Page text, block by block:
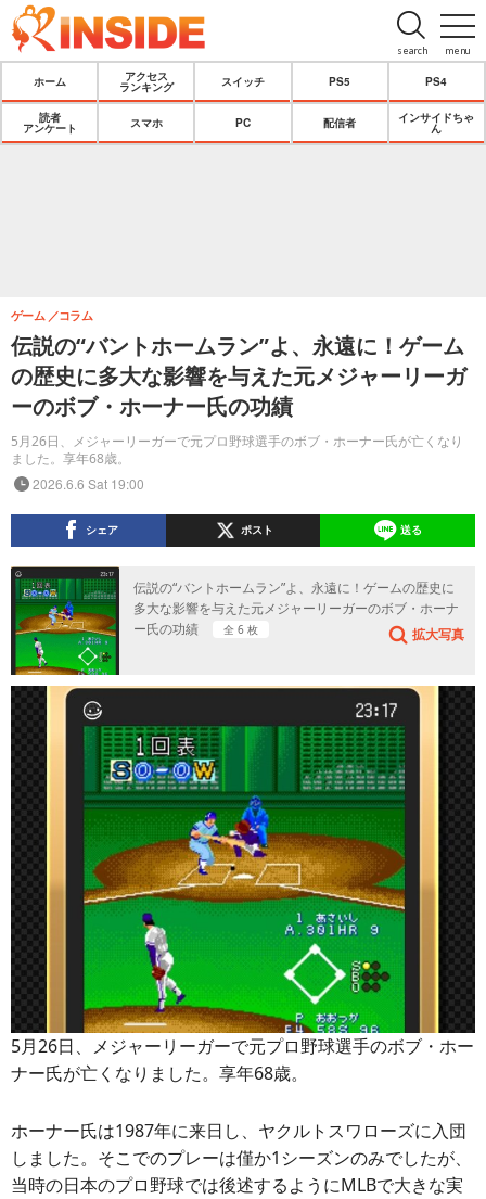
menu
search
ホーム
アクセス
ランキング
スイッチ PS5 PS4
読者
アンケート
スマホ PC 配信者
インサイドちゃ
ん
伝説の“バントホームラン”よ、永遠に！ゲーム
の歴史に多大な影響を与えた元メジャーリーガ
ーのボブ・ホーナー氏の功績
5月26日、メジャーリーガーで元プロ野球選手のボブ・ホーナー氏が亡くなり
ました。享年68歳。
ゲーム コラム
2026.6.6 Sat 19:00
シェア ポスト 送る
伝説の“バントホームラン”よ、永遠に！ゲームの歴史に
多大な影響を与えた元メジャーリーガーのボブ・ホーナ
ー氏の功績
全 6 枚 拡大写真
5月26日、メジャーリーガーで元プロ野球選手のボブ・ホー
ナー氏が亡くなりました。享年68歳。
ホーナー氏は1987年に来日し、ヤクルトスワローズに入団
しました。そこでのプレーは僅か1シーズンのみでしたが、
当時の日本のプロ野球では後述するようにMLBで大きな実